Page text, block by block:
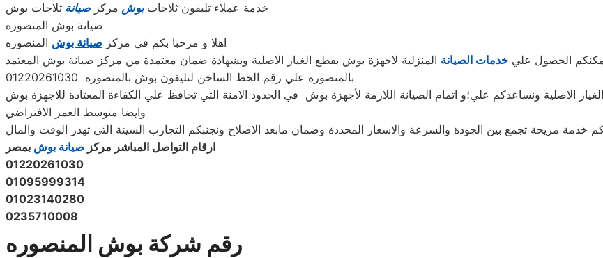
خدمة عملاء تليفون ثلاجاتبوش مركز صيانة ثلاجات بوش
صيانة بوش المنصوره
اهلا و مرحبا بكم في مركز صيانة بوش
الحصول علي خدمات الصيانة المنزلية لاجهزة بوش بقطع الغيار الاصلية وبشهادة ضمان معتمدة من مركز صيانة بوش المعتمد
بالمنصوره علي رقم الخط الساخن لتليفون بوش بالمنصوره 01220261030
الاصلية ونساعدكم علي؛و اتمام الصيانة اللازمة لأجهزة بوش في الحدود الامنة التي تحافظ علي الكفاءة المعتادة للاجهزة بوش
وايضا متوسط العمر الافتراضي
ارقام التواصل المباشر مركز صيانة بوش بمصر
01220261030
01095999314
01023140280
0235710008
رقم شركة بوش المنصوره